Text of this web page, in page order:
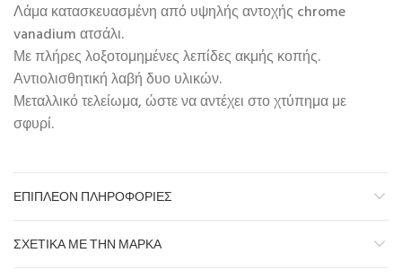
Λάμα κατασκευασμένη από υψηλής αντοχής chrome
vanadium ατσάλι.
Με πλήρες λοξοτομημένες λεπίδες ακμής κοπής.
Αντιολισθητική λαβή δυο υλικών.
Μεταλλικό τελείωμα, ώστε να αντέχει στο χτύπημα με
σφυρί.
ΕΠΙΠΛΈΟΝ ΠΛΗΡΟΦΟΡΊΕΣ
ΣΧΕΤΙΚΆ ΜΕ ΤΗΝ ΜΆΡΚΑ